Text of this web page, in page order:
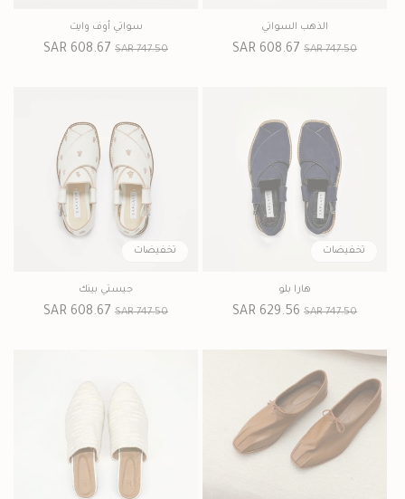
الذهب السواتي
السعر
747.50 SAR
سعر
608.67 SAR
سواتي أوف وايت
السعر
747.50 SAR
سعر
608.67 SAR
تخفيضات
هارا بلو
السعر
747.50 SAR
سعر
629.56 SAR
تخفيضات
جيستي بينك
السعر
747.50 SAR
سعر
608.67 SAR